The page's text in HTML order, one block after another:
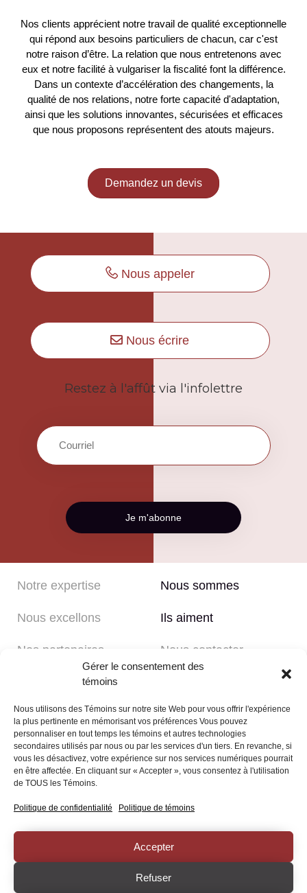
Gérer le consentement des
témoins
Nous utilisons des Témoins sur notre site Web pour vous offrir l'expérience
la plus pertinente en mémorisant vos préférences Vous pouvez
personnaliser en tout temps les témoins et autres technologies
secondaires utilisés par nous ou par les services d'un tiers. En revanche, si
vous les désactivez, votre expérience sur nos services numériques pourrait
en être affectée. En cliquant sur « Accepter », vous consentez à l'utilisation
de TOUS les Témoins.
Politique de confidentialité Politique de témoins
Accepter
Refuser
Nos clients apprécient notre travail de qualité exceptionnelle
qui répond aux besoins particuliers de chacun, car c'est
notre raison d’être. La relation que nous entretenons avec
eux et notre facilité à vulgariser la fiscalité font la différence.
Dans un contexte d’accélération des changements, la
qualité de nos relations, notre forte capacité d'adaptation,
ainsi que les solutions innovantes, sécurisées et efficaces
que nous proposons représentent des atouts majeurs.
Demandez un devis
Nous appeler
Nous écrire
Restez à l'affût via l'infolettre
Notre expertise
Nous excellons
Nos partenaires
Nous sommes
Ils aiment
Nous contacter
Disponible sur rendez-vous
Lundi au vendredi, de 8h30 à 16h30
485 Rue Saint-Jacques, suite 1
Saint-Jean-sur-Richelieu, QC